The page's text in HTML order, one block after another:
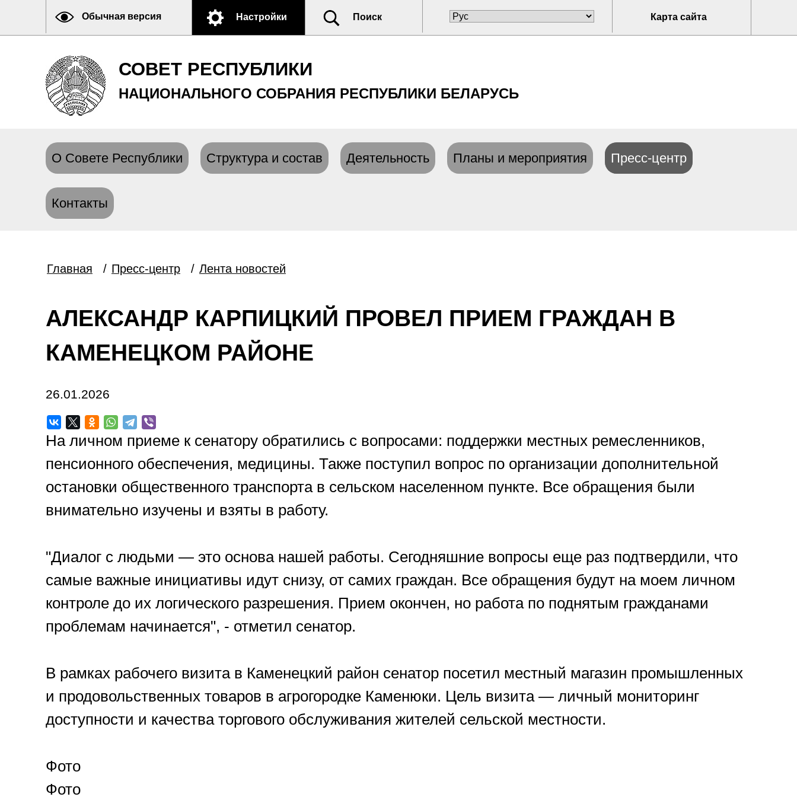
Обычная версия Настройки Поиск Карта сайта
СОВЕТ РЕСПУБЛИКИ
НАЦИОНАЛЬНОГО СОБРАНИЯ РЕСПУБЛИКИ БЕЛАРУСЬ
О Совете Республики Структура и состав Деятельность Планы и мероприятия Пресс-центр
Контакты
Главная / Пресс-центр / Лента новостей
АЛЕКСАНДР КАРПИЦКИЙ ПРОВЕЛ ПРИЕМ ГРАЖДАН В
КАМЕНЕЦКОМ РАЙОНЕ
26.01.2026
На личном приеме к сенатору обратились с вопросами: поддержки местных ремесленников,
пенсионного обеспечения, медицины. Также поступил вопрос по организации дополнительной
остановки общественного транспорта в сельском населенном пункте. Все обращения были
внимательно изучены и взяты в работу.
"Диалог с людьми — это основа нашей работы. Сегодняшние вопросы еще раз подтвердили, что
самые важные инициативы идут снизу, от самих граждан. Все обращения будут на моем личном
контроле до их логического разрешения. Прием окончен, но работа по поднятым гражданами
проблемам начинается", - отметил сенатор.
В рамках рабочего визита в Каменецкий район сенатор посетил местный магазин промышленных
и продовольственных товаров в агрогородке Каменюки. Цель визита — личный мониторинг
доступности и качества торгового обслуживания жителей сельской местности.
Фото
Фото